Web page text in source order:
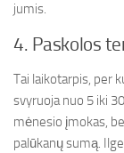
jumis.
4. Paskolos
Tai laikotarpis, per
svyruoja nuo 5 iki
mėnesio įmokas,
palūkanų sumą.